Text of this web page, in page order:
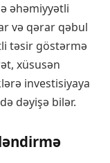
əhəmiyyətli
və qərar qəbul
təsir göstərmə
xüsusən
investisiyaya
dəyişə bilər.